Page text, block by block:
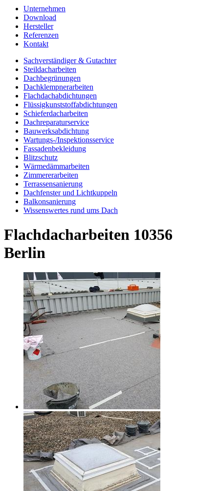
Unternehmen
Download
Hersteller
Referenzen
Kontakt
Sachverständiger & Gutachter
Steildacharbeiten
Dachbegrünungen
Dachklempnerarbeiten
Flachdachabdichtungen
Flüssigkunststoffabdichtungen
Schieferdacharbeiten
Dachreparaturservice
Bauwerksabdichtung
Wartungs-/Inspektionsservice
Fassadenbekleidung
Blitzschutz
Wärmedämmarbeiten
Zimmererarbeiten
Terrassensanierung
Dachfenster und Lichtkuppeln
Balkonsanierung
Wissenswertes rund ums Dach
Flachdacharbeiten 10356
Berlin